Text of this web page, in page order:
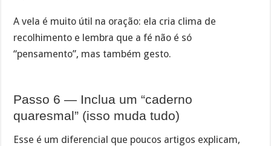
A vela é muito útil na oração: ela cria clima de
recolhimento e lembra que a fé não é só
“pensamento”, mas também gesto.
Passo 6 — Inclua um “caderno
quaresmal” (isso muda tudo)
Esse é um diferencial que poucos artigos explicam,